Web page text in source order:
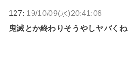
127: 19/10/09(水)20:41:06
鬼滅とか終わりそうやしヤバくね